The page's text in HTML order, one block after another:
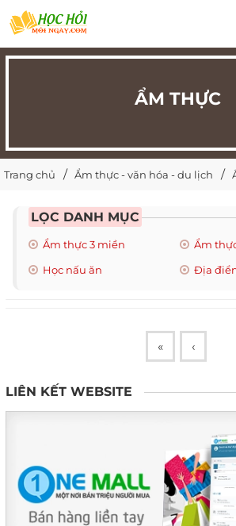
ẨM THỰC
Trang chủ Ẩm thực - văn hóa - du lịch
LỌC DANH MỤC
Ẩm thực 3 miền
Ẩm
Học nấu ăn
Địa
« ‹
LIÊN KẾT WEBSITE